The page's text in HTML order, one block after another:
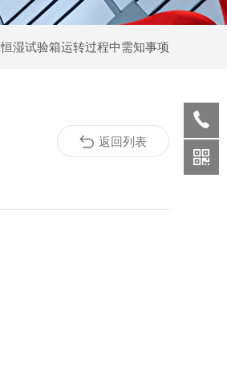
湿试验箱运转过程中需知事项
返回列表